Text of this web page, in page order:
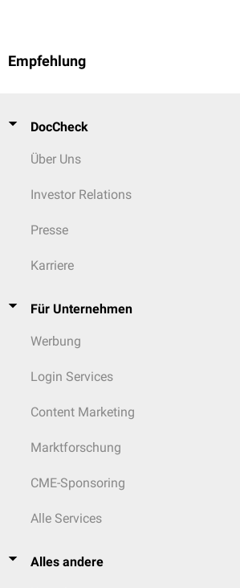
Empfehlung
DocCheck
Über Uns
Investor Relations
Presse
Karriere
Für Unternehmen
Werbung
Login Services
Content Marketing
Marktforschung
CME-Sponsoring
Alle Services
Alles andere